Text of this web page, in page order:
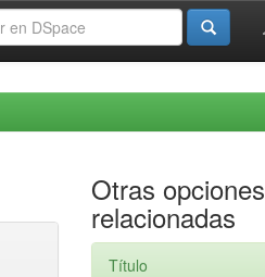
Otras opciones
relacionadas
Título